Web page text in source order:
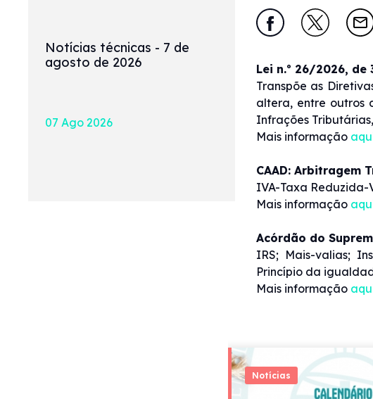
Notícias técnicas - 7 de
agosto de 2026
07 Ago 2026
Lei n.º 26/2026, de
Transpõe as
altera, entre outros
Infrações
Mais informação
CAAD: Arbitragem
IVA-Taxa Reduzida-
Mais informação
Acórdão do
IRS; Mais-valias;
Princípio da
Mais informação
Notícias